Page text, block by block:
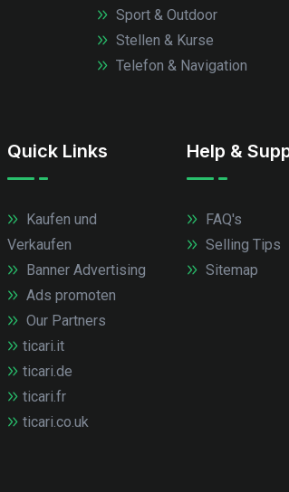
Sport & Outdoor
Stellen & Kurse
Telefon & Navigation
Quick Links
Kaufen und
Verkaufen
Banner Advertising
Ads promoten
Our Partners
ticari.it
ticari.de
ticari.fr
ticari.co.uk
Help &
FAQ's
Selling Tips
Sitemap